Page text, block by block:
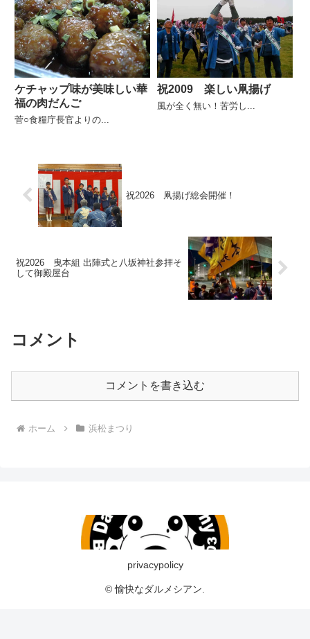
ケチャップ味が美味しい華
福の肉だんご
菅○食糧庁長官よりの...
祝2009 楽しい凧揚げ
風が全く無い！苦労し...
祝2026 凧揚げ総会開催！
祝2026 曳本組 出陣式と八坂神社参拝そ
して御殿屋台
コメント
コメントを書き込む
ホーム 浜松まつり
privacypolicy
© 愉快なダルメシアン.